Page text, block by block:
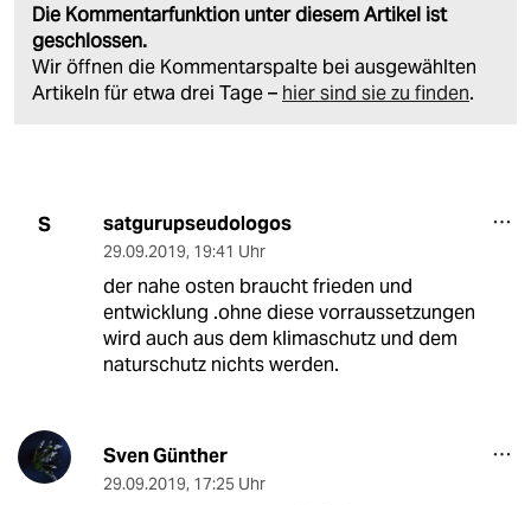
Die Kommentarfunktion unter diesem Artikel ist
geschlossen.
Wir öffnen die Kommentarspalte bei ausgewählten
Artikeln für etwa drei Tage – hier sind sie zu finden.
S satgurupseudologos
29.09.2019, 19:41 Uhr
der nahe osten braucht frieden und
entwicklung .ohne diese vorraussetzungen
wird auch aus dem klimaschutz und dem
naturschutz nichts werden.
Sven Günther
29.09.2019, 17:25 Uhr